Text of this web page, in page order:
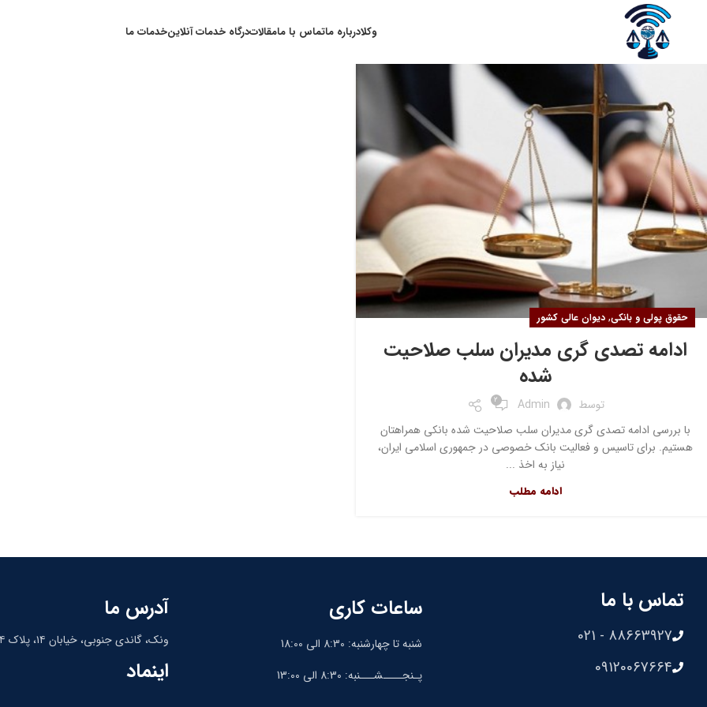
وکلادرباره ماتماس با مامقالاتدرگاه خدمات آنلاینخدمات ما
حقوق پولی و بانکی, دیوان عالی کشور
ادامه تصدی گری مدیران سلب صلاحیت
شده
توسط Admin
2
با بررسی ادامه تصدی گری مدیران سلب صلاحیت شده بانکی همراهتان
هستیم. برای تاسیس و فعالیت بانک خصوصی در جمهوری اسلامی ایران،
نیاز به اخذ ...
ادامه مطلب
تماس با ما
88663927 - 021
09120067664
ساعات کاری
شنبه تا چهارشنبه: 8:30 الی 18:00
پـنجــــشـــنبه: 8:30 الی 13:00
آدرس ما
ونک، گاندی جنوبی، خیابان ۱۴، پلاک ۱۴، واحد ۹
اینماد